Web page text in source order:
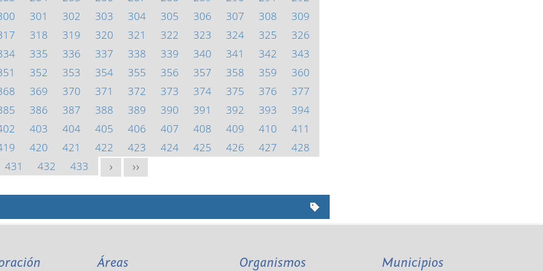
301 302 303 304 305 306 307 308
309
318 319 320 321 322 323 324 325
326
335 336 337 338 339 340 341 342
343
352 353 354 355 356 357 358 359
360
369 370 371 372 373 374 375 376
377
386 387 388 389 390 391 392 393
394
403 404 405 406 407 408 409 410
411
420 421 422 423 424 425 426 427
428
431
432 433 > >>
Áreas Organismos Municipios